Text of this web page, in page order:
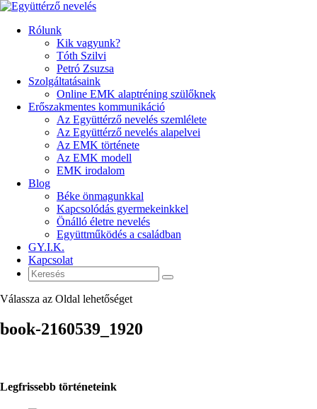
Rólunk
Kik vagyunk?
Tóth Szilvi
Petró Zsuzsa
Szolgáltatásaink
Online EMK alaptréning szülőknek
Erőszakmentes kommunikáció
Az Együttérző nevelés szemlélete
Az Együttérző nevelés alapelvei
Az EMK története
Az EMK modell
EMK irodalom
Blog
Béke önmagunkkal
Kapcsolódás gyermekeinkkel
Önálló életre nevelés
Együttműködés a családban
GY.I.K.
Kapcsolat
Válassza az Oldal lehetőséget
book-2160539_1920
Legfrissebb történeteink